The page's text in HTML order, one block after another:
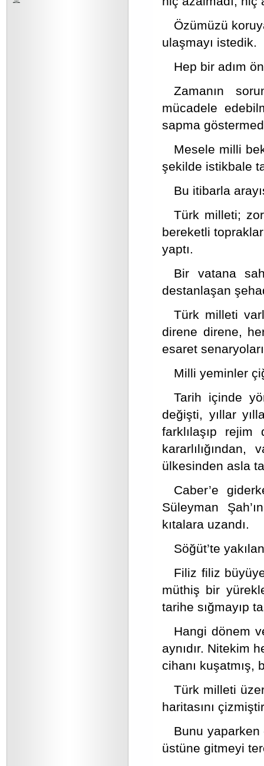
Özümüzü
ulaşmayı istedik.
Hep bir adım
Zamanın
mücadele
sapma
Mesele milli
şekilde istikbale
Bu itibarla
Türk milleti;
bereketli
yaptı.
Bir vatana
destanlaşan
Türk milleti
direne direne,
esaret
Milli yeminler
Tarih içinde
değişti, yıllar
farklılaşıp
ülkesinden asla
Caber’e
Süleyman
kıtalara uzandı.
Söğüt’te
Filiz filiz
müthiş bir
tarihe sığmayıp
Hangi dönem
aynıdır. Nitekim
cihanı kuşatmış,
Türk milleti
haritasını
Bunu yaparken
üstüne gitmeyi